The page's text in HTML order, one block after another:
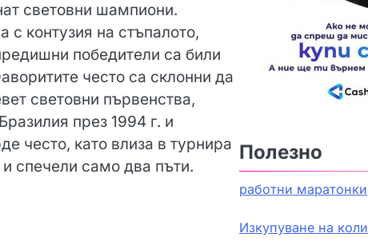
световни шампиони.
контузия на стъпалото,
победители са били
често са склонни да
световни първенства,
през 1994 г. и
често, като влиза в турнира
спечели само два пъти.
Полезно
работни маратонки
Изкупуване на коли